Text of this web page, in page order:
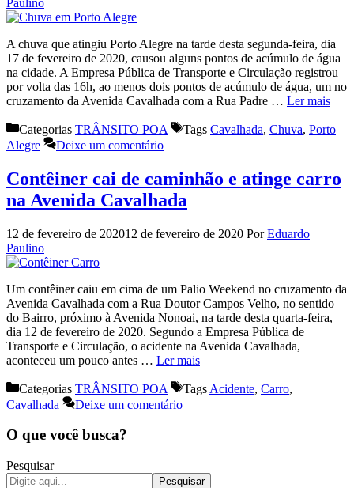
A chuva que atingiu Porto Alegre na tarde desta segunda-feira, dia
17 de fevereiro de 2020, causou alguns pontos de acúmulo de água
na cidade. A Empresa Pública de Transporte e Circulação registrou
por volta das 16h, ao menos dois pontos de acúmulo de água, um no
cruzamento da Avenida Cavalhada com a Rua Padre … Ler mais
Categorias TRÂNSITO POA Tags Cavalhada, Chuva, Porto
Alegre
Deixe um comentário
Contêiner cai de caminhão e atinge carro
na Avenida Cavalhada
12 de fevereiro de 202012 de fevereiro de 2020 PorEduardo
Paulino
Um contêiner caiu em cima de um Palio Weekend no cruzamento da
Avenida Cavalhada com a Rua Doutor Campos Velho, no sentido
do Bairro, próximo à Avenida Nonoai, na tarde desta quarta-feira,
dia 12 de fevereiro de 2020. Segundo a Empresa Pública de
Transporte e Circulação, o acidente na Avenida Cavalhada,
aconteceu um pouco antes … Ler mais
Categorias TRÂNSITO POA Tags Acidente, Carro,
Cavalhada
Deixe um comentário
O que você busca?
Pesquisar
Pesquisar